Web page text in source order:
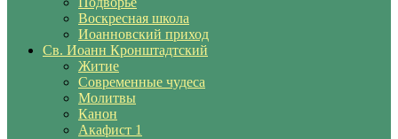
Воскресная школа
Иоанновский приход
Св. Иоанн Кронштадтский
Житие
Современные чудеса
Молитвы
Канон
Акафист 1